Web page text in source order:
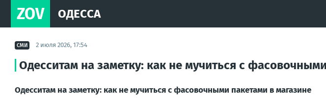
ZOV ОДЕССА
СМИ 2 июля 2026, 17:54
Одесситам на заметку: как не мучиться с
Одесситам на заметку: как не мучиться с фасовочными пакетами в магазине